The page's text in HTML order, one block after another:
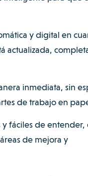
y digital en
actualizada,
inmediata, sin
de trabajo en
fáciles de entender,
de mejora y